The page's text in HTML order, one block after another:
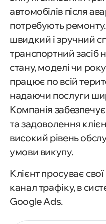
автомобілів після
потребують
швидкий і зручний
транспортний засіб
стану, моделі чи
працює по всій
надаючи послуги
Компанія
та задоволення
високий рівень
умови викупу.
Клієнт просуває
канал трафіку, в
Google Ads.